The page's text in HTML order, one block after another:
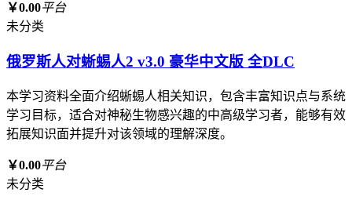
￥0.00平台
未分类
俄罗斯人对蜥蜴人2 v3.0 豪华中文版 全DLC
本学习资料全面介绍蜥蜴人相关知识，包含丰富知识点与系统
学习目标，适合对神秘生物感兴趣的中高级学习者，能够有效
拓展知识面并提升对该领域的理解深度。
￥0.00平台
未分类